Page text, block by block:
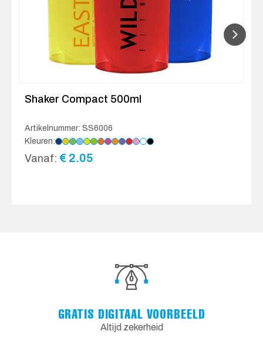
Shaker Compact 500ml
Artikelnummer: SS6006
Kleuren:
Vanaf: € 2.05
GRATIS DIGITAAL VOORBEELD
Altijd zekerheid